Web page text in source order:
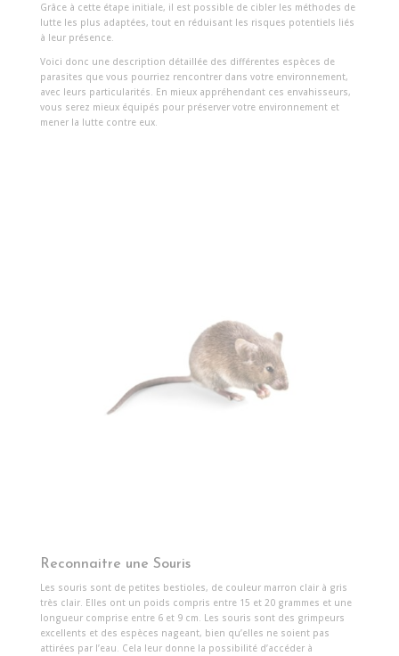
Grâce à cette étape initiale, il est possible de cibler les méthodes de
lutte les plus adaptées, tout en réduisant les risques potentiels liés
à leur présence.
Voici donc une description détaillée des différentes espèces de
parasites que vous pourriez rencontrer dans votre environnement,
avec leurs particularités. En mieux appréhendant ces envahisseurs,
vous serez mieux équipés pour préserver votre environnement et
mener la lutte contre eux.
Reconnaitre une Souris
Les souris sont de petites bestioles, de couleur marron clair à gris
très clair. Elles ont un poids compris entre 15 et 20 grammes et une
longueur comprise entre 6 et 9 cm. Les souris sont des grimpeurs
excellents et des espèces nageant, bien qu’elles ne soient pas
attirées par l’eau. Cela leur donne la possibilité d’accéder à